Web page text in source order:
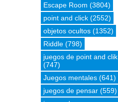
Escape Room (3804)
point and click (2552)
objetos ocultos (1352)
Riddle (798)
juegos de point and clik
(747)
Juegos mentales (641)
juegos de pensar (559)